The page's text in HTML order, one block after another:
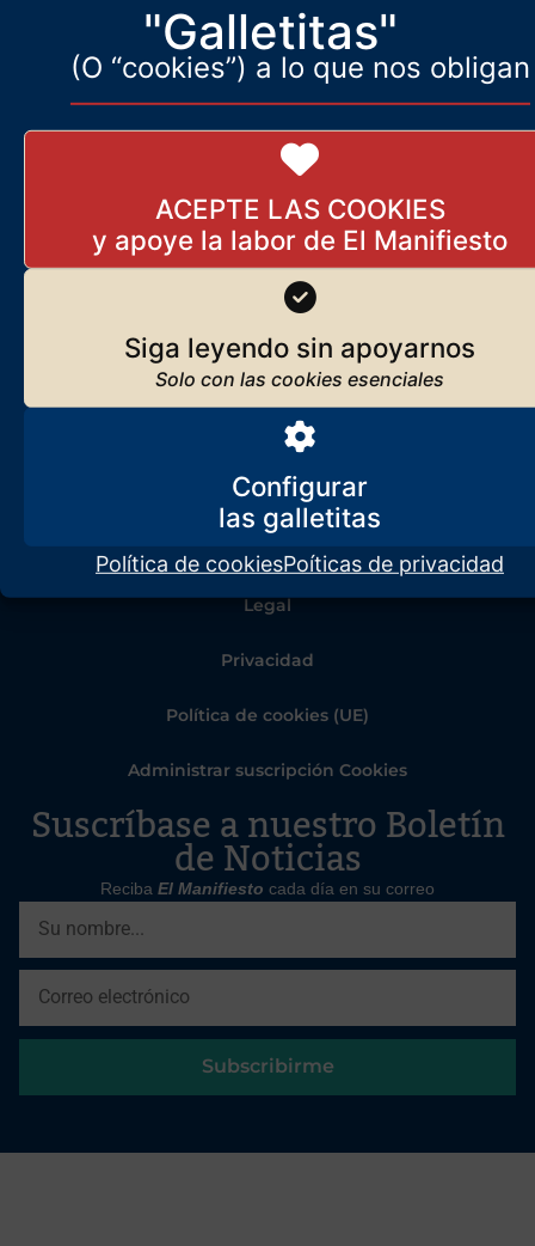
"Galletitas"
(O “cookies”) a lo que nos obligan
ACEPTE LAS COOKIES
Siga leyendo sin apoyarnos
Configurar
Política de cookiesPoíticas de privacidad
El real engaño del 23-F
23 de febrero de 2026
Desvelando la verdad del 23-F
Legal
Privacidad
Política de cookies (UE)
Administrar suscripción Cookies
Suscríbase a nuestro Boletín
de Noticias
Reciba El Manifiesto cada día en su correo
Subscribirme